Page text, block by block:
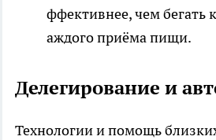
ффективнее, чем бегать
аждого приёма пищи.
Делегирование и
Технологии и помощь